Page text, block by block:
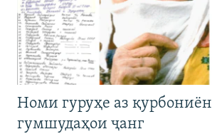
Номи гуруҳе аз
гумшудаҳои ҷанг